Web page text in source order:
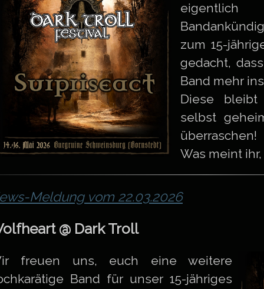
zum 15-
gedacht,
Band mehr
Diese
selbst
überraschen!
Was meint
Meldung vom 22.03.2026
@ Dark Troll
freuen uns, euch eine weitere
Band für unser 15-jähriges